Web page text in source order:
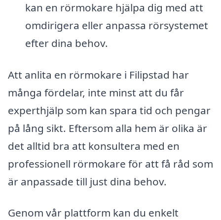
kan en rörmokare hjälpa dig med att
omdirigera eller anpassa rörsystemet
efter dina behov.
Att anlita en rörmokare i Filipstad har
många fördelar, inte minst att du får
experthjälp som kan spara tid och pengar
på lång sikt. Eftersom alla hem är olika är
det alltid bra att konsultera med en
professionell rörmokare för att få råd som
är anpassade till just dina behov.
Genom vår plattform kan du enkelt